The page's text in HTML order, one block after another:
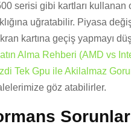
serisi gibi kartları kullanan
uğratabilir. Piyasa
kartına geçiş yapmayı
Alma Rehberi (AMD vs
Tek Gpu ile Akilalmaz
göz atabilirler.